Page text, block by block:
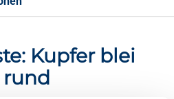
Kupfer blei
rund